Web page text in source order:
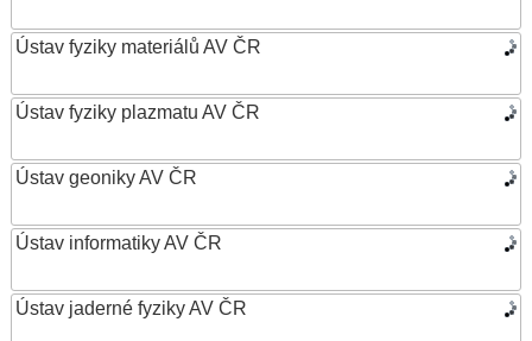
Ústav fyziky materiálů AV ČR
Ústav fyziky plazmatu AV ČR
Ústav geoniky AV ČR
Ústav informatiky AV ČR
Ústav jaderné fyziky AV ČR